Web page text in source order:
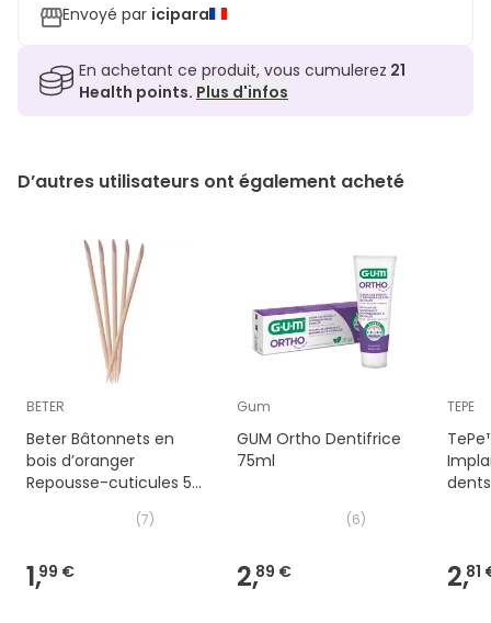
Envoyé par icipara
En achetant ce produit, vous cumulerez 21
Health points. Plus d'infos
D’autres utilisateurs ont également acheté
BETER
Beter Bâtonnets en
bois d’oranger
Repousse-cuticules 5
(7)
1,99 €
Gum
GUM Ortho Dentifrice
75ml
(6)
2,89 €
TEPE
2,81